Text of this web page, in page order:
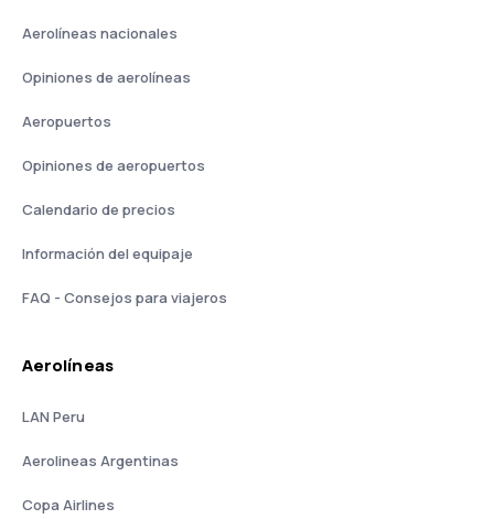
Aerolíneas nacionales
Opiniones de aerolíneas
Aeropuertos
Opiniones de aeropuertos
Calendario de precios
Información del equipaje
FAQ - Consejos para viajeros
Aerolíneas
LAN Peru
Aerolineas Argentinas
Copa Airlines